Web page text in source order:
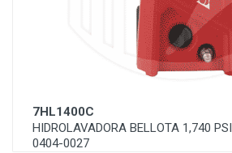
7HL1400C
HIDROLAVADORA BELLOTA 1,740 PSI
0404-0027